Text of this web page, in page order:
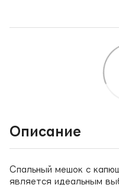
Описание
Спальный мешок с
является идеальным